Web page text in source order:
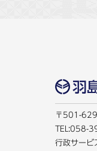
〒501-
TEL:058-
行政サービ